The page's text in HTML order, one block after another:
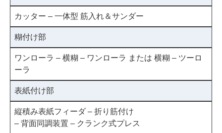
カッター – 一体型 筋入れ＆サンダー
糊付け部
ワンローラ – 横糊 – ワンローラ または 横糊 – ツーロ
ーラ
表紙付け部
縦積み表紙フィーダ – 折り筋付け
– 背面同調装置 – クランク式プレス